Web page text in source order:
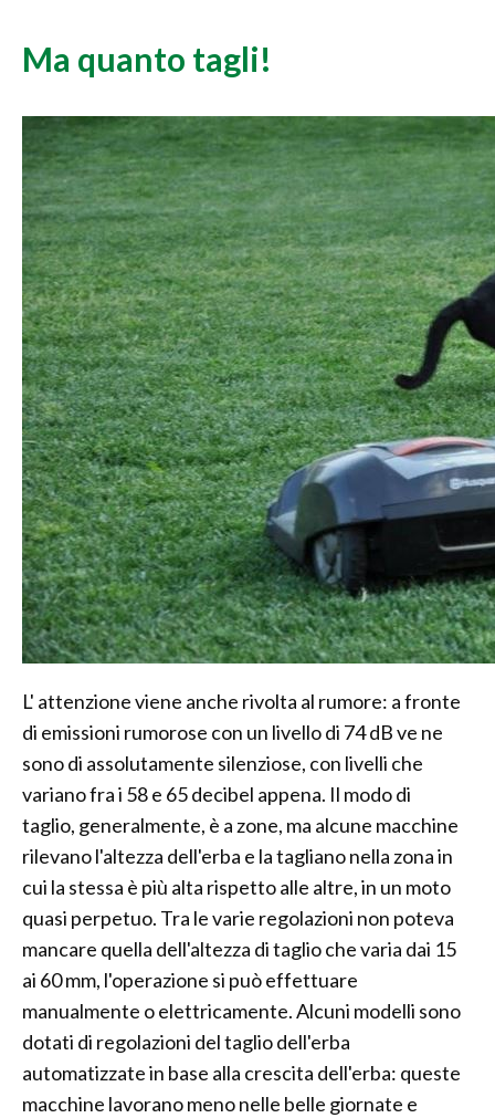
Ma quanto tagli!
L' attenzione viene anche rivolta al rumore: a fronte
di emissioni rumorose con un livello di 74 dB ve ne
sono di assolutamente silenziose, con livelli che
variano fra i 58 e 65 decibel appena. Il modo di
taglio, generalmente, è a zone, ma alcune macchine
rilevano l'altezza dell'erba e la tagliano nella zona in
cui la stessa è più alta rispetto alle altre, in un moto
quasi perpetuo. Tra le varie regolazioni non poteva
mancare quella dell'altezza di taglio che varia dai 15
ai 60 mm, l'operazione si può effettuare
manualmente o elettricamente. Alcuni modelli sono
dotati di regolazioni del taglio dell'erba
automatizzate in base alla crescita dell'erba: queste
macchine lavorano meno nelle belle giornate e